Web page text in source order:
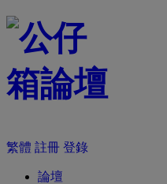
繁體 註冊 登錄
論壇